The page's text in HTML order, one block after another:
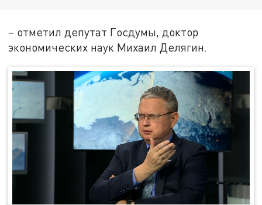
– отметил депутат Госдумы, доктор
экономических наук Михаил Делягин.